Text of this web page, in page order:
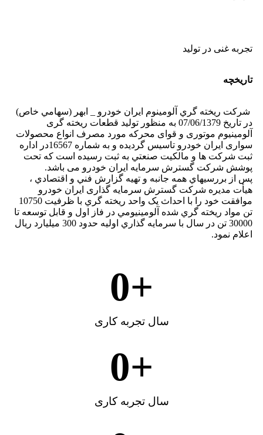
تجربه غنی در تولید
تاریخچه
شركت ريخته گري آلومينوم ايران خودرو _ ابهر (سهامي خاص)
در تاريخ 07/06/1379 به منظور تولید قطعات ریخته گری
آلومینیوم موتوری و قوای محرکه مورد مصرف انواع محصولات
سواری ایران خودرو تاسیس گردیده و به شماره 16567در اداره
ثبت شركت ها و مالكيت صنعتي به ثبت رسيده است كه تحت
پوشش شرکت گسترش سرمایه ایران خودرو می باشد.
پس از بررسيهاي همه جانبه و تهيه گزارش فني و اقتصادي ،
هيأت مديره شرکت گسترش سرمایه گذاری ايران خودرو
موافقت خود را با احداث يک واحد ريخته گري با ظرفيت 10750
تن مواد ريخته گري شده آلومينيومي در فاز اول و قابل توسعه تا
30000 تن در سال با سرمايه گذاري اوليه حدود 300 ميليارد ريال
اعلام نمود.
+
0
سال تجربه کاری
+
0
سال تجربه کاری